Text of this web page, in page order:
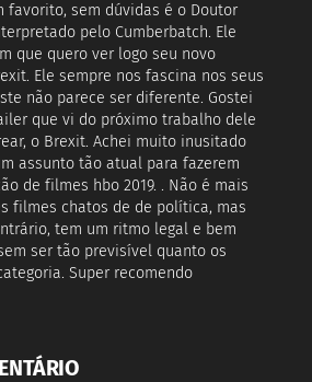
favorito, sem dúvidas é o Doutor
pelo Cumberbatch. Ele
que quero ver logo seu novo
Ele sempre nos fascina nos seus
não parece ser diferente. Gostei
que vi do próximo trabalho dele
o Brexit. Achei muito inusitado
assunto tão atual para fazerem
de filmes hbo 2019. . Não é mais
filmes chatos de de política, mas
tem um ritmo legal e bem
ser tão previsível quanto os
Super recomendo